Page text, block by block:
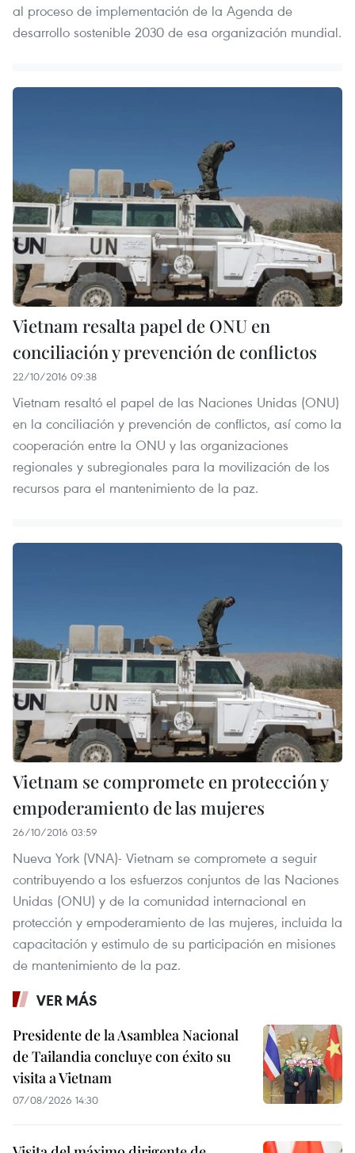
al proceso de implementación de la Agenda de
desarrollo sostenible 2030 de esa organización mundial.
Vietnam resalta papel de ONU en
conciliación y prevención de conflictos
22/10/2016 09:38
Vietnam resaltó el papel de las Naciones Unidas (ONU)
en la conciliación y prevención de conflictos, así como la
cooperación entre la ONU y las organizaciones
regionales y subregionales para la movilización de los
recursos para el mantenimiento de la paz.
Vietnam se compromete en protección y
empoderamiento de las mujeres
26/10/2016 03:59
Nueva York​ (VNA)- Vietnam se compromete a seguir
contribuyendo a los esfuerzos conjuntos de las Naciones
Unidas (ONU) y de la comunidad internacional en
protección y empoderamiento de las mujeres, incluida la
capacitación y estimulo de su participación en misiones
de mantenimiento de la paz.
VER MÁS
Presidente de la Asamblea Nacional
de Tailandia concluye con éxito su
visita a Vietnam
07/08/2026 14:30